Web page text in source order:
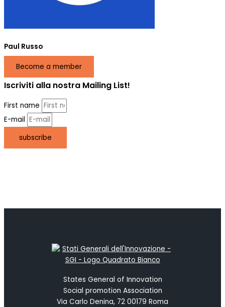
Paul Russo
Become a member
Iscriviti alla nostra Mailing List!
First name
E-mail
subscribe
States General of Innovation
Social promotion Association
Via Carlo Denina, 72 00179 Roma